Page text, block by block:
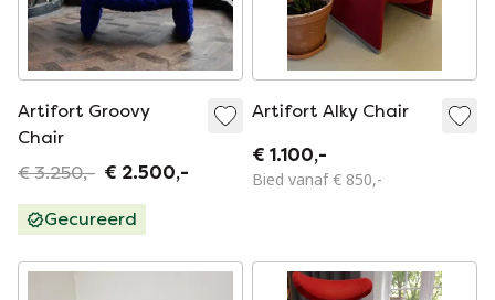
Artifort Groovy
Chair
€ 3.250,- € 2.500,-
Gecureerd
Artifort Alky Chair
€ 1.100,-
Bied vanaf € 850,-